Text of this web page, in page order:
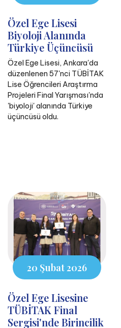
Özel Ege Lisesi
Biyoloji Alanında
Türkiye Üçüncüsü
Özel Ege Lisesi, Ankara'da
düzenlenen 57'nci TÜBİTAK
Lise Öğrencileri Araştırma
Projeleri Final Yarışması'nda
'biyoloji' alanında Türkiye
üçüncüsü oldu.
20 Şubat 2026
Özel Ege Lisesine
TÜBİTAK Final
Sergisi'nde Birincilik